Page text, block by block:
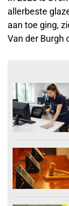
allerbeste
aan toe ging,
Van der Burgh